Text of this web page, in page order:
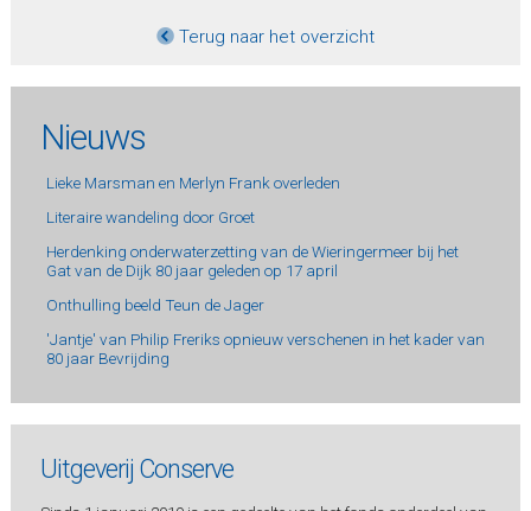
Terug naar het overzicht
Nieuws
Lieke Marsman en Merlyn Frank overleden
Literaire wandeling door Groet
Herdenking onderwaterzetting van de Wieringermeer bij het
Gat van de Dijk 80 jaar geleden op 17 april
Onthulling beeld Teun de Jager
'Jantje' van Philip Freriks opnieuw verschenen in het kader van
80 jaar Bevrijding
Uitgeverij Conserve